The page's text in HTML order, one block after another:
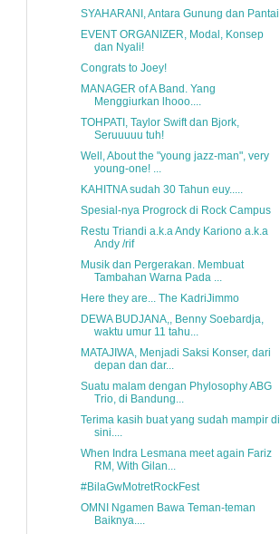
SYAHARANI, Antara Gunung dan Pantai
EVENT ORGANIZER, Modal, Konsep
dan Nyali!
Congrats to Joey!
MANAGER of A Band. Yang
Menggiurkan lhooo....
TOHPATI, Taylor Swift dan Bjork,
Seruuuuu tuh!
Well, About the "young jazz-man", very
young-one! ...
KAHITNA sudah 30 Tahun euy.....
Spesial-nya Progrock di Rock Campus
Restu Triandi a.k.a Andy Kariono a.k.a
Andy /rif
Musik dan Pergerakan. Membuat
Tambahan Warna Pada ...
Here they are... The KadriJimmo
DEWA BUDJANA,, Benny Soebardja,
waktu umur 11 tahu...
MATAJIWA, Menjadi Saksi Konser, dari
depan dan dar...
Suatu malam dengan Phylosophy ABG
Trio, di Bandung...
Terima kasih buat yang sudah mampir di
sini....
When Indra Lesmana meet again Fariz
RM, With Gilan...
#BilaGwMotretRockFest
OMNI Ngamen Bawa Teman-teman
Baiknya....